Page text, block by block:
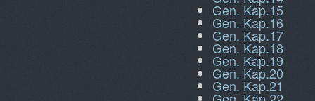
Gen. Kap.15
Gen. Kap.16
Gen. Kap.17
Gen. Kap.18
Gen. Kap.19
Gen. Kap.20
Gen. Kap.21